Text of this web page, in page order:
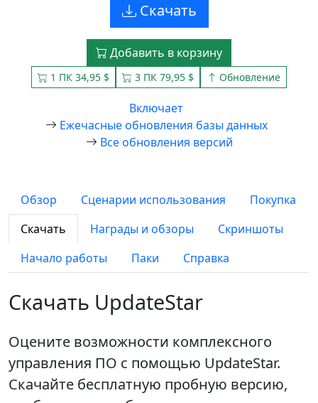
Скачать
Добавить в корзину
1 ПК 34,95 $ 3 ПК 79,95 $ Обновление
Включает
Ежечасные обновления базы данных
Все обновления версий
Обзор Сценарии использования
Покупка
Скачать
Награды и обзоры
Скриншоты
Начало работы
Паки Справка
Скачать UpdateStar
Оцените возможности комплексного
управления ПО с помощью UpdateStar.
Скачайте бесплатную пробную версию,